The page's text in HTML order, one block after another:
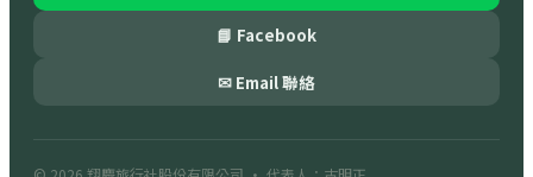
📘 Facebook
✉ Email 聯絡